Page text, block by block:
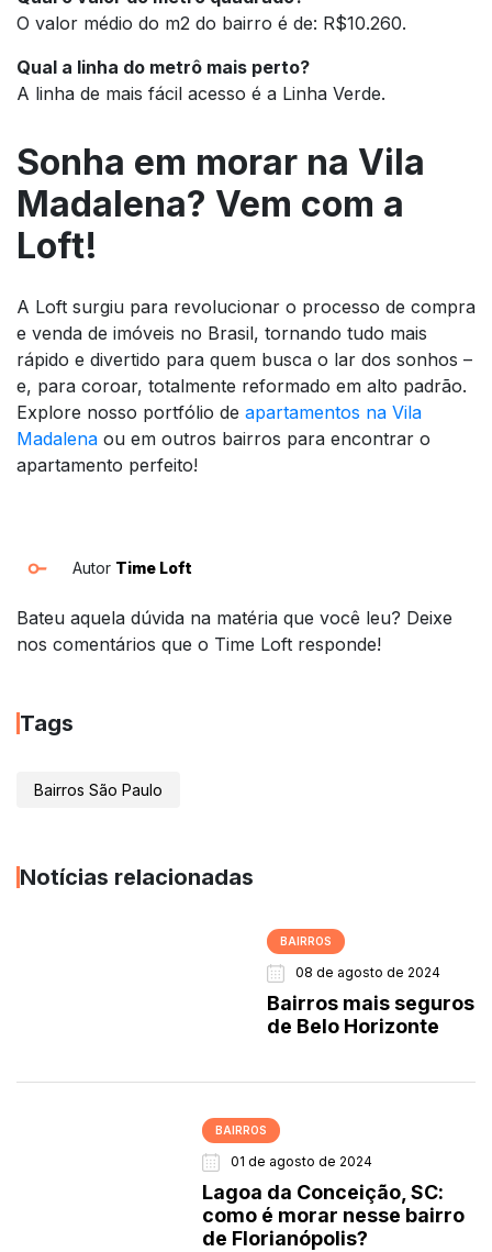
O valor médio do m2 do bairro é de: R$10.260.
Qual a linha do metrô mais perto?
A linha de mais fácil acesso é a Linha Verde.
Sonha em morar na Vila
Madalena? Vem com a
Loft!
A Loft surgiu para revolucionar o processo de compra
e venda de imóveis no Brasil, tornando tudo mais
rápido e divertido para quem busca o lar dos sonhos –
e, para coroar, totalmente reformado em alto padrão.
Explore nosso portfólio de apartamentos na Vila
Madalena ou em outros bairros para encontrar o
apartamento perfeito!
Autor Time Loft
Bateu aquela dúvida na matéria que você leu? Deixe
nos comentários que o Time Loft responde!
Tags
Bairros São Paulo
Notícias relacionadas
BAIRROS
08 de agosto de 2024
Bairros mais seguros
de Belo Horizonte
BAIRROS
01 de agosto de 2024
Lagoa da Conceição, SC:
como é morar nesse bairro
de Florianópolis?